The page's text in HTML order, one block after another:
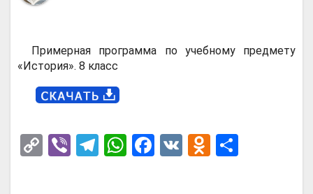
Примерная программа по учебному предмету
«История». 8 класс
C
Vi
T
W
F
V
O